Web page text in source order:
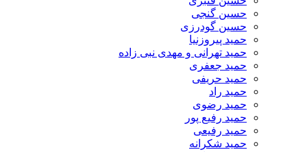
حسین گنجی
حسین گودرزی
حمید پیروزنیا
حمید تهرانی و مهدی نبی زاده
حمید جعفری
حمید حریفی
حمید راد
حمید رضوی
حمید رفیع پور
حمید رفیعی
حمید شکرانه